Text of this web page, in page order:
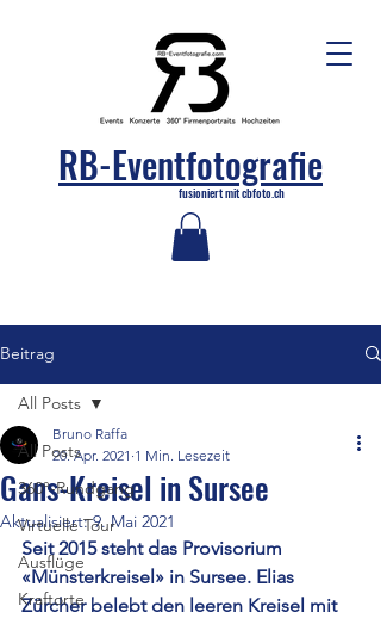
RB-Eventfotografie
fusioniert mit cbfoto.ch
Beitrag
All Posts
360°-Rundgang
Virtuelle Tour
Ausflüge
Kraftorte
All Posts
Gans-Kreisel in Sursee
Bruno Raffa
20. Apr. 2021 1 Min. Lesezeit
Aktualisiert:9. Mai 2021
Seit 2015 steht das Provisorium
«Münsterkreisel» in Sursee. Elias
Zürcher belebt den leeren Kreisel mit